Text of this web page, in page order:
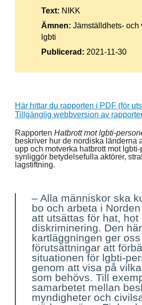
Rapporten Hatbrott mot lgbti-
beskriver hur de nordiska länderna
upp och motverka hatbrott mot
synliggör betydelsefulla aktörer,
lagstiftning.
– Alla människor ska
bo och arbeta i
att utsättas för hat, hot
diskriminering. Den här
kartläggningen ger
förutsättningar att
situationen för lgbti-
genom att visa på
som behövs. Till
samarbetet mellan
myndigheter och
Text: NIKK
Ämnen: Jämställdhets- och
lgbti
Publicerad: 2021-11-30
Här hittar du rapporten i PDF (för
Tillgänglig webbversion av